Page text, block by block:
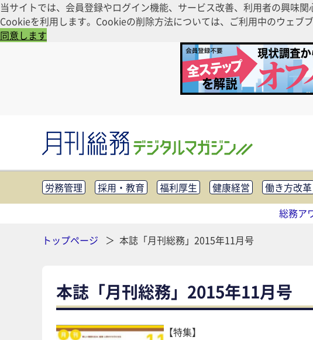
当サイトでは、会員登録やログイン機能、サービス改善、利用者の興味
Cookieを利用します。Cookieの削除方法については、ご利用中のウェブ
同意します
労務管理 採用・教育 福利厚生 健康経営 働き方改革
知財管理
リスクマネジメント・BCP 社外・社内広報
助成金・補助金・コ
総務ア
トップページ
本誌「月刊総務」2015年11月号
本誌「月刊総務」2015年11月号
【特集】